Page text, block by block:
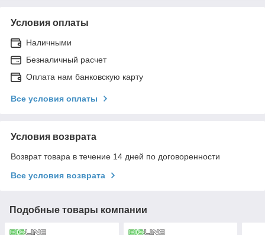
Условия оплаты
Наличными
Безналичный расчет
Оплата нам банковскую карту
Все условия оплаты
Условия возврата
Возврат товара в течение 14 дней по договоренности
Все условия возврата
Подобные товары компании